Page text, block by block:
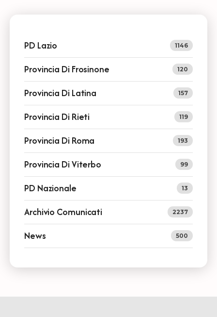
PD Lazio 1146
Provincia Di Frosinone 120
Provincia Di Latina 157
Provincia Di Rieti 119
Provincia Di Roma 193
Provincia Di Viterbo 99
PD Nazionale 13
Archivio Comunicati 2237
News 500